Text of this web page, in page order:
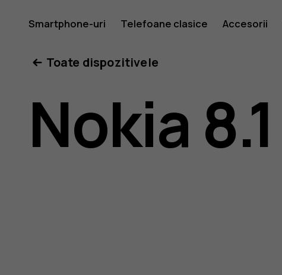
Ghid
de
utilizare
Smartphone-uri Telefoane clasice Accesorii
Toate dispozitivele
Nokia 8.1